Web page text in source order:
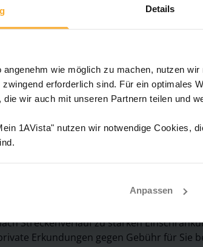
Details
wie möglich zu machen, nutzen
zwingend erforderlich sind. Für ein optimales
die wir auch mit unseren Partnern teilen und
1AVista" nutzen wir notwendige Cookies,
Anpassen
modernen Outdoor-Möbeln,
modern-eleganter Panoramasalon mit
Fitnessraum auf dem Hauptdeck,
verfügbar. Genauere Informationen
Streckenverlauf zu starken
Erkundungen gegen Gebühr für Sie